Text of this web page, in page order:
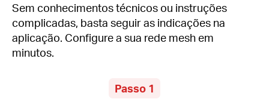
Sem conhecimentos técnicos ou instruções
complicadas, basta seguir as indicações na
aplicação. Configure a sua rede mesh em
minutos.
Passo 1